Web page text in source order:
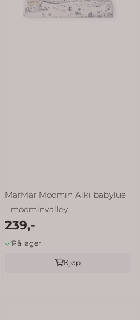
MarMar Moomin Aiki babylue
- moominvalley
239,-
På lager
Kjøp